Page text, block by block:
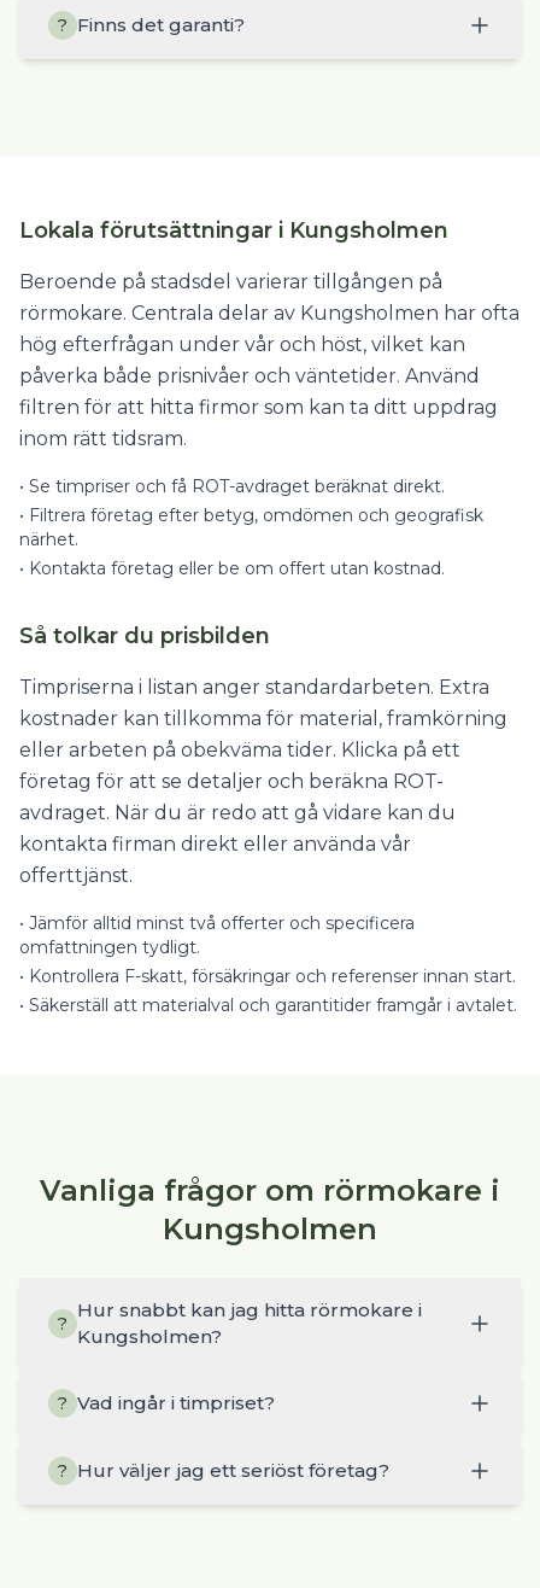
? Finns det garanti?
Lokala förutsättningar i Kungsholmen
Beroende på stadsdel varierar tillgången på
rörmokare. Centrala delar av Kungsholmen har ofta
hög efterfrågan under vår och höst, vilket kan
påverka både prisnivåer och väntetider. Använd
filtren för att hitta firmor som kan ta ditt uppdrag
inom rätt tidsram.
• Se timpriser och få ROT-avdraget beräknat direkt.
• Filtrera företag efter betyg, omdömen och geografisk
närhet.
• Kontakta företag eller be om offert utan kostnad.
Så tolkar du prisbilden
Timpriserna i listan anger standardarbeten. Extra
kostnader kan tillkomma för material, framkörning
eller arbeten på obekväma tider. Klicka på ett
företag för att se detaljer och beräkna ROT-
avdraget. När du är redo att gå vidare kan du
kontakta firman direkt eller använda vår
offerttjänst.
• Jämför alltid minst två offerter och specificera
omfattningen tydligt.
• Kontrollera F-skatt, försäkringar och referenser innan start.
• Säkerställ att materialval och garantitider framgår i avtalet.
Vanliga frågor om rörmokare i
Kungsholmen
?
Hur snabbt kan jag hitta rörmokare i
Kungsholmen?
? Vad ingår i timpriset?
? Hur väljer jag ett seriöst företag?